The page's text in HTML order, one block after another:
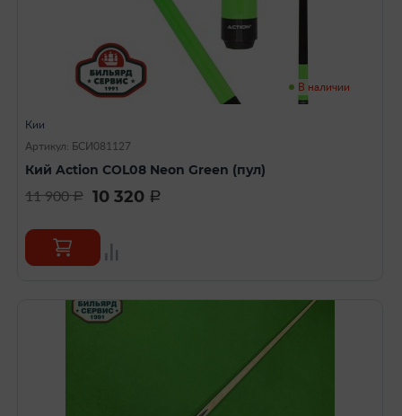
В наличии
Кии
Артикул: БСИ081127
Кий Action COL08 Neon Green (пул)
11 900a 10 320 a